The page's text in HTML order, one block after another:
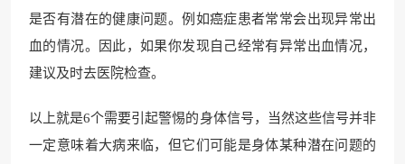
是否有潜在的健康问题。例如癌症患者常常会出现异常出
血的情况。因此，如果你发现自己经常有异常出血情况，
建议及时去医院检查。
以上就是6个需要引起警惕的身体信号，当然这些信号并非
一定意味着大病来临，但它们可能是身体某种潜在问题的